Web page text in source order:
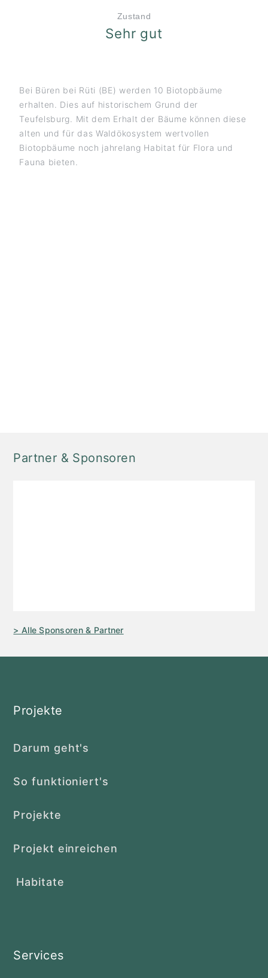
Sehr gut
Zustand
Bei Büren bei Rüti (BE) werden 10 Biotopbäume
erhalten. Dies auf historischem Grund der
Teufelsburg. Mit dem Erhalt der Bäume können diese
alten und für das Waldökosystem wertvollen
Biotopbäume noch jahrelang Habitat für Flora und
Fauna bieten.
Partner & Sponsoren
> Alle Sponsoren & Partner
Projekte
Darum geht's
So funktioniert's
Projekte
Projekt einreichen
Habitate
Services